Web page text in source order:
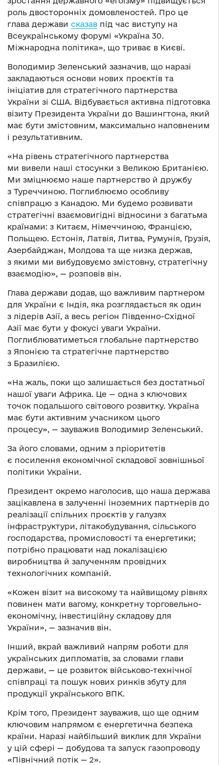
роль двосторонніх домовленостей. Про це
глава держави сказав під час виступу на
Всеукраїнському форумі «Україна 30.
Міжнародна політика», що триває в Києві.
Володимир Зеленський зазначив, що наразі
закладаються основи нових проєктів та
ініціатив для стратегічного партнерства
України зі США. Відбувається активна підготовка
візиту Президента України до Вашингтона, який
має бути змістовним, максимально наповненим
і результативним.
«На рівень стратегічного партнерства
ми вивели наші стосунки з Великою Британією.
Ми зміцнюємо наше партнерство й дружбу
з Туреччиною. Поглиблюємо особливу
співпрацю з Канадою. Ми будемо розвивати
стратегічні взаємовигідні відносини з багатьма
країнами: з Китаєм, Німеччиною, Францією,
Польщею. Естонія, Латвія, Литва, Румунія, Грузія,
Азербайджан, Молдова та ще низка держав,
з якими ми вибудовуємо змістовну, стратегічну
взаємодію», — розповів він.
Глава держави додав, що важливим партнером
для України є Індія, яка розглядається як один
з лідерів Азії, а весь регіон Південно-Східної
Азії має бути у фокусі уваги України.
Поглиблюватиметься глобальне партнерство
з Японією та стратегічне партнерство
з Бразилією.
«На жаль, поки що залишається без достатньої
нашої уваги Африка. Це — одна з ключових
точок подальшого світового розвитку. Україна
має бути активним учасником цього
процесу», — зауважив Володимир Зеленський.
За його словами, одним з пріоритетів
є посилення економічної складової зовнішньої
політики України.
Президент окремо наголосив, що наша держава
зацікавлена в залученні іноземних партнерів до
реалізації спільних проєктів у галузях
інфраструктури, літакобудування, сільського
господарства, промисловості та енергетики;
потрібно працювати над локалізацією
виробництва й залученням провідних
технологічних компаній.
«Кожен візит на високому та найвищому рівнях
повинен мати вагому, конкретну торговельно-
економічну, інвестиційну складову для
України», — зазначив він.
Інший, вкрай важливий напрям роботи для
українських дипломатів, за словами глави
держави, — це розвиток військово-технічної
співпраці та пошук нових ринків збуту для
продукції українського ВПК.
Крім того, Президент зауважив, що ще одним
ключовим напрямом є енергетична безпека
країни. Наразі найбільший виклик для України
у цій сфері — добудова та запуск газопроводу
«Північний потік — 2».